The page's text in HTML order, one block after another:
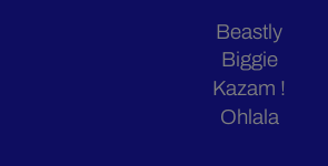
Beastly
Biggie
Kazam !
Ohlala